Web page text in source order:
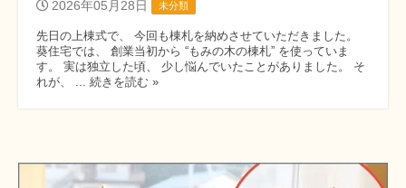
2026年05月28日 未分類
先日の上棟式で、 今回も棟札を納めさせていただきました。
葵住宅では、 創業当初から “もみの木の棟札” を使っていま
す。 実は独立した頃、 少し悩んでいたことがありました。 そ
れが、 ... 続きを読む »